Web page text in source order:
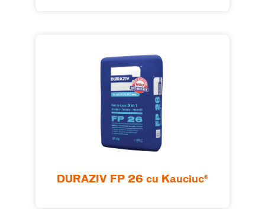
DURAZIV FP 26 cu Kauciuc®